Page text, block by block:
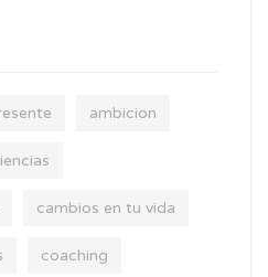
ambicion
cambios en tu vida
coaching